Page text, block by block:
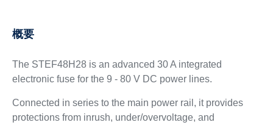
概要
The STEF48H28 is an advanced 30 A integrated
electronic fuse for the 9 - 80 V DC power lines.
Connected in series to the main power rail, it provides
protections from inrush, under/overvoltage, and